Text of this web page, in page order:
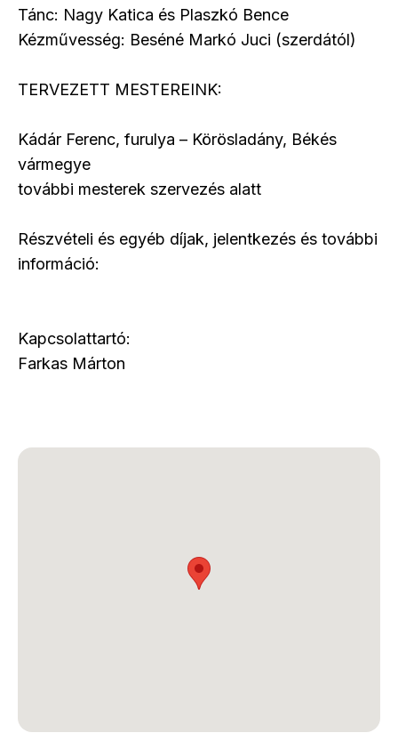
Tánc: Nagy Katica és Plaszkó Bence
Kézművesség: Beséné Markó Juci (szerdától)
TERVEZETT MESTEREINK:
Kádár Ferenc, furulya – Körösladány, Békés
vármegye
további mesterek szervezés alatt
Részvételi és egyéb díjak, jelentkezés és további
információ:
Kapcsolattartó:
Farkas Márton